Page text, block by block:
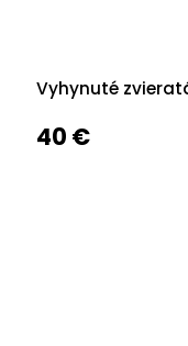
Vyhynuté
40 €